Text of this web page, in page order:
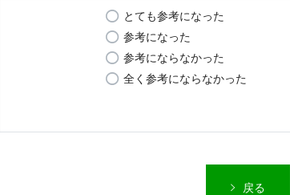
とても参考になった
参考になった
参考にならなかった
全く参考にならなかった
戻る